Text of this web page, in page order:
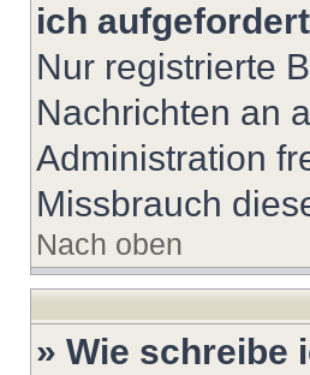
ich
Nur registrierte
Nachrichten an
Administration
Missbrauch
Nach oben
» Wie schreibe